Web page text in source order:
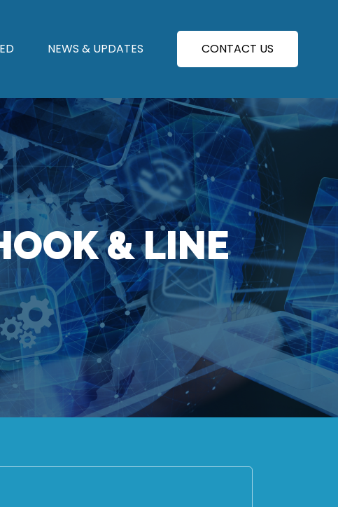
NEWS & UPDATES CONTACT US
& LINE